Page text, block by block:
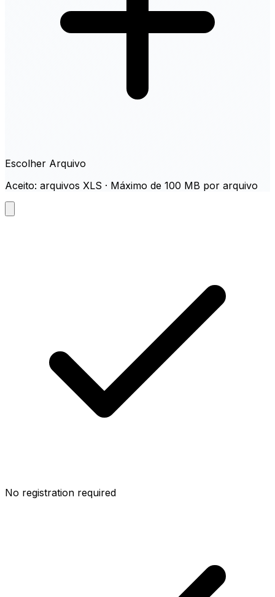
Escolher Arquivo
Aceito: arquivos XLS · Máximo de 100 MB por arquivo
No registration required